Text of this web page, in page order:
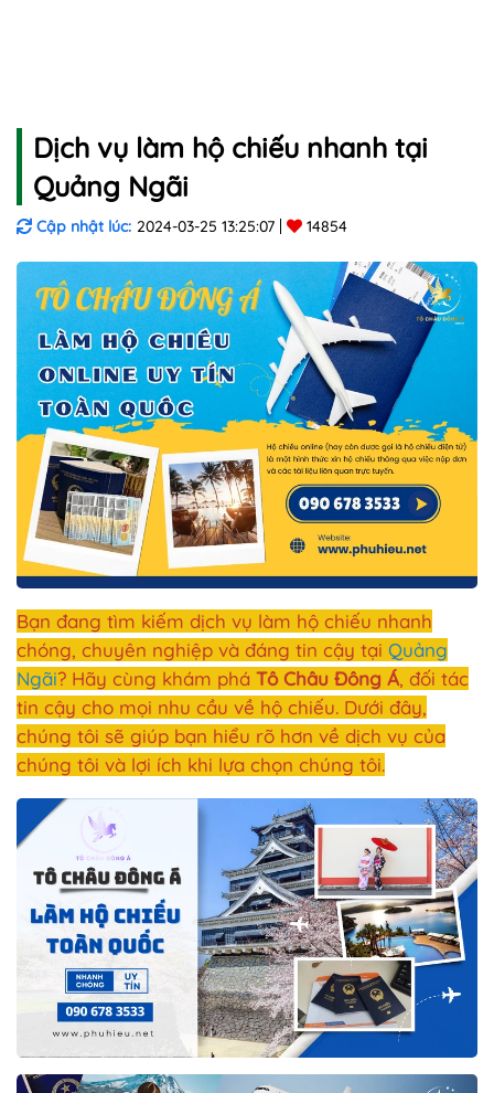
Dịch vụ làm hộ chiếu nhanh tại
Quảng Ngãi
Cập nhật lúc: 2024-03-25 13:25:07 14854
Bạn đang tìm kiếm dịch vụ làm hộ chiếu nhanh
chóng, chuyên nghiệp và đáng tin cậy tại Quảng
Ngãi? Hãy cùng khám phá Tô Châu Đông Á, đối tác
tin cậy cho mọi nhu cầu về hộ chiếu. Dưới đây,
chúng tôi sẽ giúp bạn hiểu rõ hơn về dịch vụ của
chúng tôi và lợi ích khi lựa chọn chúng tôi.